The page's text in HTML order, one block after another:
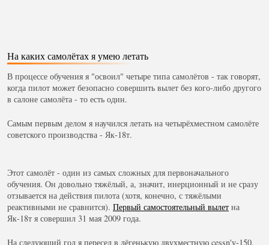
На каких самолётах я умею летать
В процессе обучения я "освоил" четыре типа самолётов - так говорят,
когда пилот может безопасно совершить вылет без кого-либо другого
в салоне самолёта - то есть один.
Самым первым делом я научился летать на четырёхместном самолёте
советского производства - Як-18т.
Этот самолёт - один из самых сложных для первоначального
обучения. Он довольно тяжёлый, а, значит, инерционный и не сразу
отзывается на действия пилота (хотя, конечно, с тяжёлыми
реактивными не сравнится). Первый самостоятельный вылет на
Як-18т я совершил 31 мая 2009 года.
На следующий год я пересел в лёгенькую двухместную cessn'у-150.